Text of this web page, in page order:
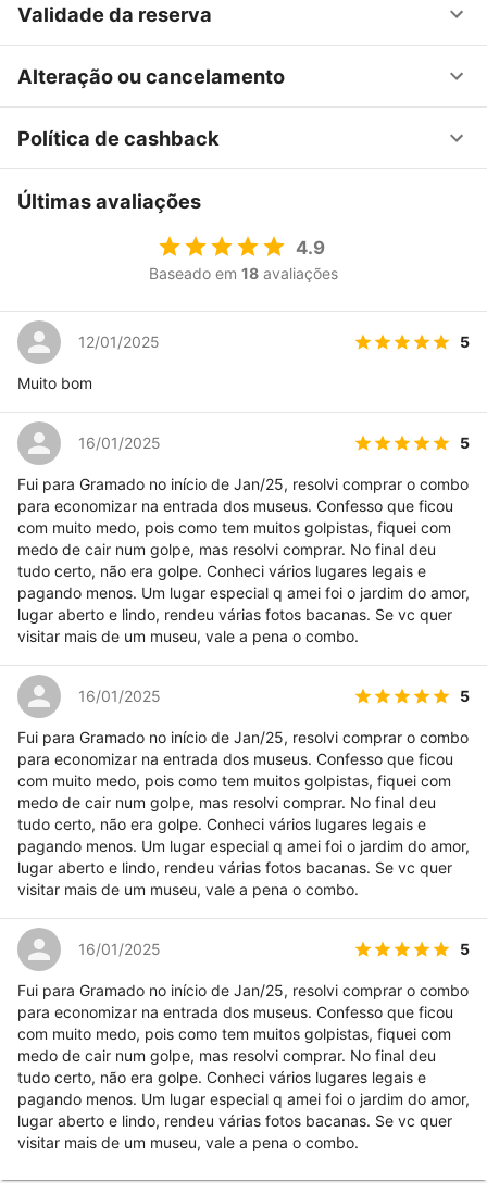
Validade da reserva
Alteração ou cancelamento
Política de cashback
Últimas avaliações
4.9
Baseado em 18 avaliações
12/01/2025 5
Muito bom
16/01/2025 5
Fui para Gramado no início de Jan/25, resolvi comprar o combo
para economizar na entrada dos museus. Confesso que ficou
com muito medo, pois como tem muitos golpistas, fiquei com
medo de cair num golpe, mas resolvi comprar. No final deu
tudo certo, não era golpe. Conheci vários lugares legais e
pagando menos. Um lugar especial q amei foi o jardim do amor,
lugar aberto e lindo, rendeu várias fotos bacanas. Se vc quer
visitar mais de um museu, vale a pena o combo.
16/01/2025 5
Fui para Gramado no início de Jan/25, resolvi comprar o combo
para economizar na entrada dos museus. Confesso que ficou
com muito medo, pois como tem muitos golpistas, fiquei com
medo de cair num golpe, mas resolvi comprar. No final deu
tudo certo, não era golpe. Conheci vários lugares legais e
pagando menos. Um lugar especial q amei foi o jardim do amor,
lugar aberto e lindo, rendeu várias fotos bacanas. Se vc quer
visitar mais de um museu, vale a pena o combo.
16/01/2025 5
Fui para Gramado no início de Jan/25, resolvi comprar o combo
para economizar na entrada dos museus. Confesso que ficou
com muito medo, pois como tem muitos golpistas, fiquei com
medo de cair num golpe, mas resolvi comprar. No final deu
tudo certo, não era golpe. Conheci vários lugares legais e
pagando menos. Um lugar especial q amei foi o jardim do amor,
lugar aberto e lindo, rendeu várias fotos bacanas. Se vc quer
visitar mais de um museu, vale a pena o combo.